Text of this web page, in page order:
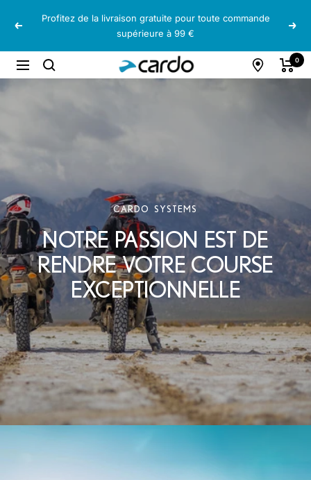
Précédent
Profitez de la livraison gratuite pour toute commande
supérieure à 99 €
Navigation
Cardo
Systems
0
CARDO SYSTEMS
NOTRE PASSION EST DE
RENDRE VOTRE COURSE
EXCEPTIONNELLE